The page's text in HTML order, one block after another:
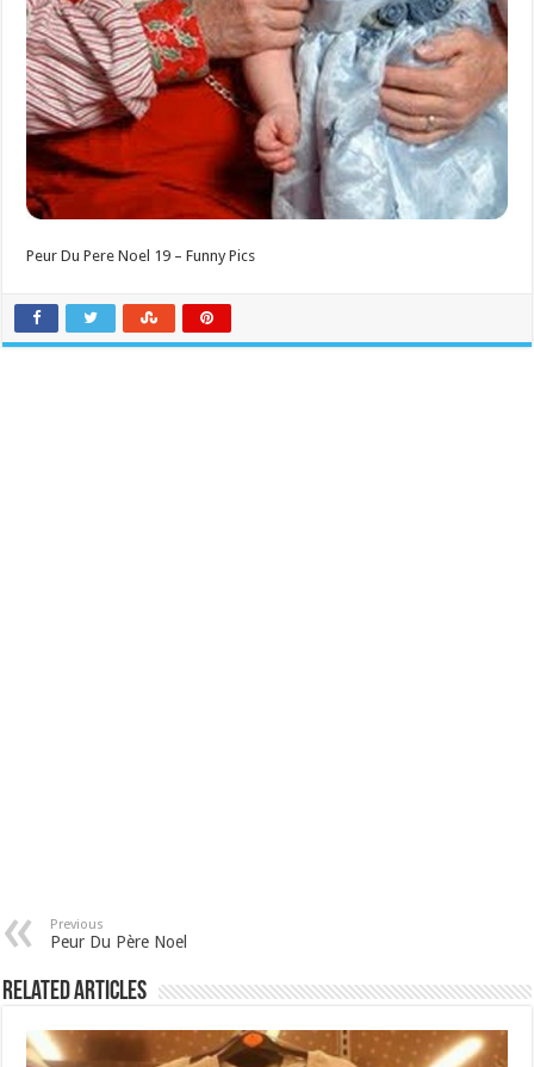
Peur Du Pere Noel 19 – Funny Pics
Previous
Peur Du Père Noel
Related Articles